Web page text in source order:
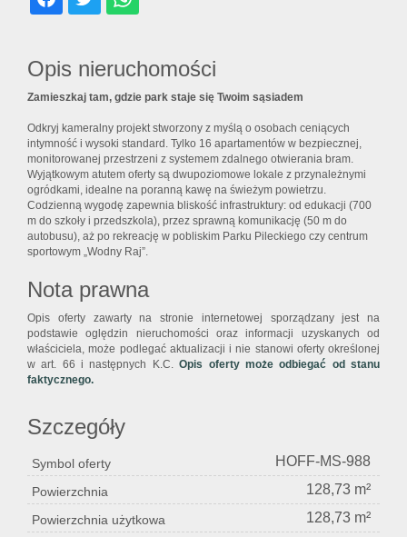
Opis nieruchomości
Zamieszkaj tam, gdzie park staje się Twoim sąsiadem
Odkryj kameralny projekt stworzony z myślą o osobach ceniących
intymność i wysoki standard. Tylko 16 apartamentów w bezpiecznej,
monitorowanej przestrzeni z systemem zdalnego otwierania bram.
Wyjątkowym atutem oferty są dwupoziomowe lokale z przynależnymi
ogródkami, idealne na poranną kawę na świeżym powietrzu.
Codzienną wygodę zapewnia bliskość infrastruktury: od edukacji (700
m do szkoły i przedszkola), przez sprawną komunikację (50 m do
autobusu), aż po rekreację w pobliskim Parku Pileckiego czy centrum
sportowym „Wodny Raj”.
Nota prawna
Opis oferty zawarty na stronie internetowej sporządzany jest na
podstawie oględzin nieruchomości oraz informacji uzyskanych od
właściciela, może podlegać aktualizacji i nie stanowi oferty określonej
w art. 66 i następnych K.C.Opis oferty może odbiegać od stanu
faktycznego.
Szczegóły
Symbol oferty HOFF-MS-988
Powierzchnia 128,73 m²
Powierzchnia użytkowa 128,73 m²